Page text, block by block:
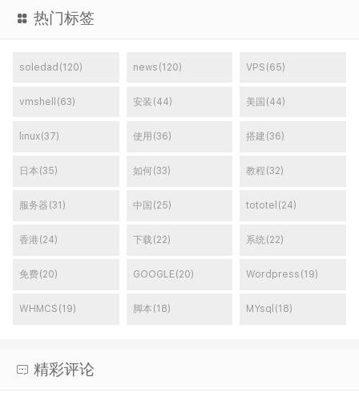
热门标签
soledad(120) news(120) VPS(65)
vmshell(63) 安装(44) 美国(44)
linux(37) 使用(36) 搭建(36)
日本(35) 如何(33) 教程(32)
服务器(31) 中国(25) tototel(24)
香港(24) 下载(22) 系统(22)
免费(20) GOOGLE(20) Wordpress(19)
WHMCS(19) 脚本(18) MYsql(18)
精彩评论